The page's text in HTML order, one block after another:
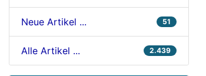
Neue Artikel ... 51
Alle Artikel ... 2.439